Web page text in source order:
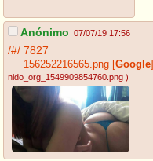
Anónimo 07/07/19 17:56
/#/ 7827
156252216565.png [Google]
nido_org_1549909854760.png )